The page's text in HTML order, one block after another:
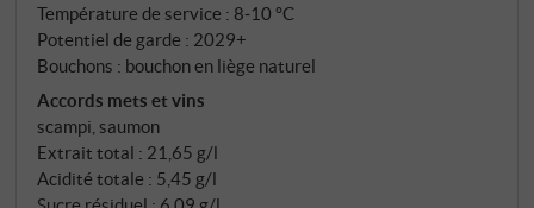
Température de service : 8‑10 °C
Potentiel de garde : 2029+
Bouchons : bouchon en liège naturel
Accords mets et vins
scampi, saumon
Extrait total : 21,65 g/l
Acidité totale : 5,45 g/l